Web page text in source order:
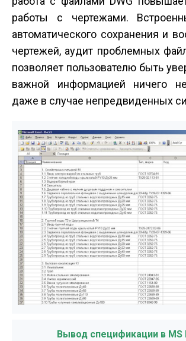
работы с чертежами.
автоматического сохранения и
чертежей, аудит проблемных
позволяет пользователю быть
важной информацией ничего
даже в случае непредвиденных
Вывод спецификации в MS